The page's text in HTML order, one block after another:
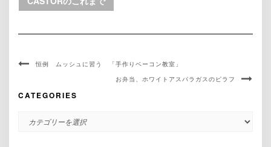
恒例 ムッシュに習う 「手作りベーコン教室」
お弁当、ホワイトアスパラガスのピラフ
CATEGORIES
CATEGORIES